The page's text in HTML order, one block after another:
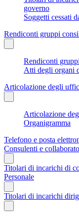
governo
Soggetti cessati
Rendiconti gruppi
Rendiconti
Atti degli organi
Articolazione degli
Articolazione
Organigramma
Telefono e posta
Consulenti e
Titolari di incarichi di
Personale
Titolari di incarichi